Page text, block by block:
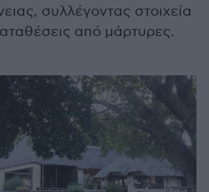
συλλέγοντας στοιχεία
από μάρτυρες.